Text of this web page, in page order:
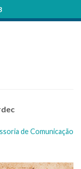
de Comunicação